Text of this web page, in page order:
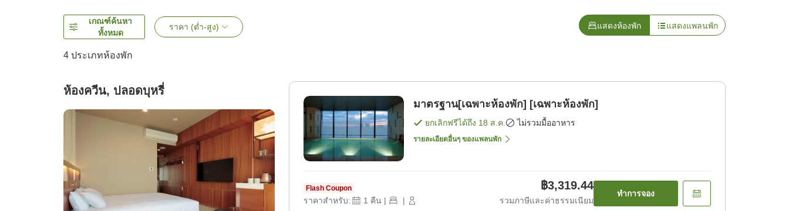
เกณฑ์ค้นหา
ทั้งหมด
ราคา (ต่ำ-สูง) แสดงห้องพัก แสดงแพลนพัก
4 ประเภทห้องพัก
ห้องควีน, ปลอดบุหรี่
มาตรฐาน[เฉพาะห้องพัก] [เฉพาะห้องพัก]
ยกเลิกฟรีได้ถึง 18 ส.ค. ไม่รวมมื้ออาหาร
รายละเอียดอื่นๆ ของแพลนพัก
Flash Coupon
ราคาสำหรับ: 1 คืน | |
฿3,319.44
รวมภาษีและค่าธรรมเนียม
ทำการจอง